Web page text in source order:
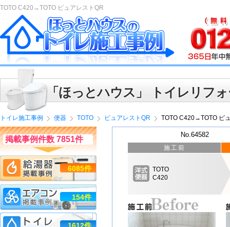
TOTO C420→TOTO ピュアレストQR
「ほっとハウス」 トイレリフ
トイレ施工事例 便器 TOTO ピュアレストQR TOTO C420→TOTO ピ
No.64582
施工前
TOTO
C420
掲載事例件数 7851件
6085件
154件